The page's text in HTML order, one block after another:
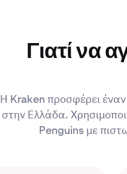
Γιατί να
Η Kraken προσφέρει
στην Ελλάδα.
Penguins με